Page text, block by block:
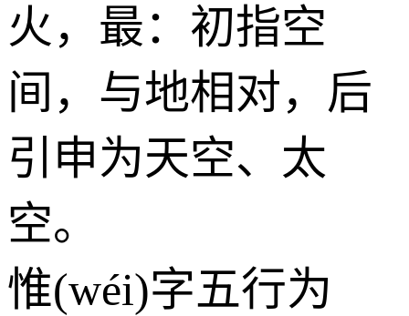
火 ，最：初指空
间，与地相对，后
引申为天空、太
空。
惟(wéi)字五行为